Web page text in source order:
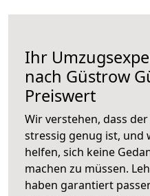
Ihr
nach Güstrow
Preiswert
Wir verstehen, dass
stressig genug ist, und
helfen, sich keine
machen zu müssen.
haben garantiert